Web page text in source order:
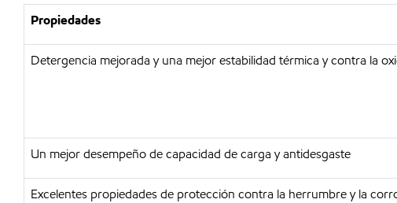
Propiedades
Detergencia mejorada y una mejor estabilidad térmica y contra la
Un mejor desempeño de capacidad de carga y antidesgaste
Excelentes propiedades de protección contra la herrumbre y la